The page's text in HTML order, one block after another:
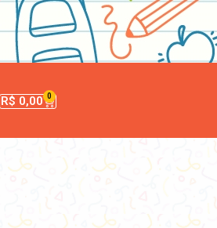
R$ 0,00 0